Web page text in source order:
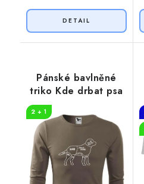
Pánské bavlněné
triko Kde drbat psa
2 + 1